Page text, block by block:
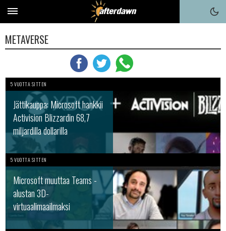
METAVERSE
5 VUOTTA SITTEN
Jättikauppa: Microsoft hankkii
Activision Blizzardin 68,7
miljardilla dollarilla
5 VUOTTA SITTEN
Microsoft muuttaa Teams -
alustan 3D-
virtuaalimaailmaksi